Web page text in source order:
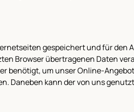
gespeichert und für den
Browser übertragenen Daten
benötigt, um unser Online-
Daneben kann der von uns